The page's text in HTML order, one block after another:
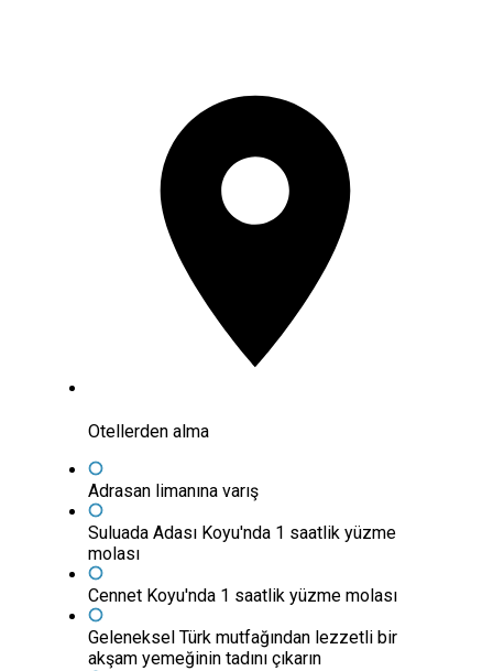
Otellerden alma
Adrasan limanına varış
Suluada Adası Koyu'nda 1 saatlik yüzme
molası
Cennet Koyu'nda 1 saatlik yüzme molası
Geleneksel Türk mutfağından lezzetli bir
akşam yemeğinin tadını çıkarın